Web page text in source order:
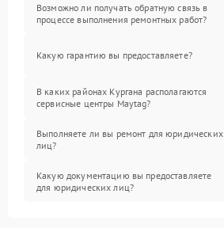
Возможно ли получать обратную связь в
процессе выполнения ремонтных работ?
Какую гарантию вы предоставляете?
В каких районах Кургана располагаются
сервисные центры Maytag?
Выполняете ли вы ремонт для юридических
лиц?
Какую документацию вы предоставляете
для юридических лиц?